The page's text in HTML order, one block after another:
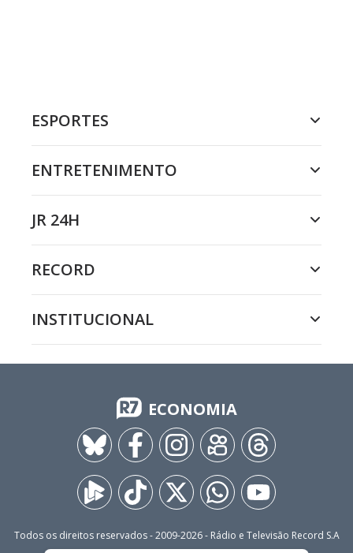
ESPORTES
ENTRETENIMENTO
JR 24H
RECORD
INSTITUCIONAL
ECONOMIA
Todos os direitos reservados - 2009-2026- Rádio e Televisão Record S.A